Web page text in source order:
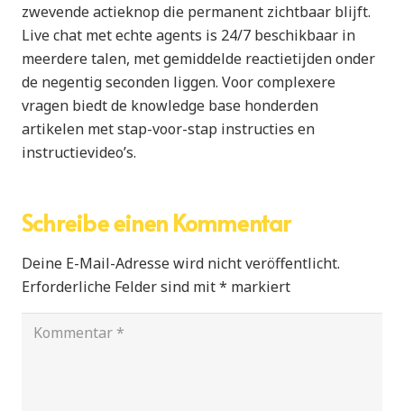
zwevende actieknop die permanent zichtbaar blijft.
Live chat met echte agents is 24/7 beschikbaar in
meerdere talen, met gemiddelde reactietijden onder
de negentig seconden liggen. Voor complexere
vragen biedt de knowledge base honderden
artikelen met stap-voor-stap instructies en
instructievideo’s.
Schreibe einen Kommentar
Deine E-Mail-Adresse wird nicht veröffentlicht.
Erforderliche Felder sind mit* markiert